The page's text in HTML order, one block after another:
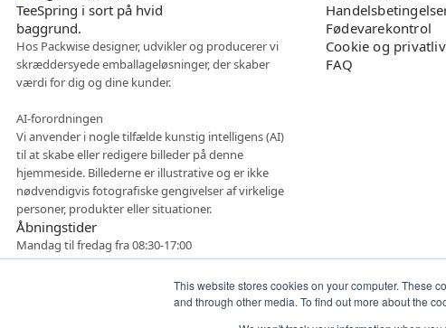
This website stores cookies on your computer. These
and through other media. To find out more about the
Hos Packwise designer, udvikler og producerer vi
skræddersyede emballageløsninger, der skaber
værdi for dig og dine kunder.
AI-forordningen
Vi anvender i nogle tilfælde kunstig intelligens (AI)
til at skabe eller redigere billeder på denne
hjemmeside. Billederne er illustrative og er ikke
nødvendigvis fotografiske gengivelser af virkelige
personer, produkter eller situationer.
Åbningstider
Mandag til fredag fra 08:30-17:00
Fødevarekontrol
Cookie og
FAQ